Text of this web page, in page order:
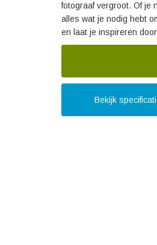
fotograaf vergroot. Of je
alles wat je nodig hebt
en laat je inspireren
Bekijk